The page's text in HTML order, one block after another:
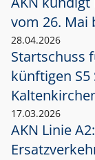
vom 26. Mai
28.04.2026
Startschuss
künftigen
17.03.2026
AKN Linie